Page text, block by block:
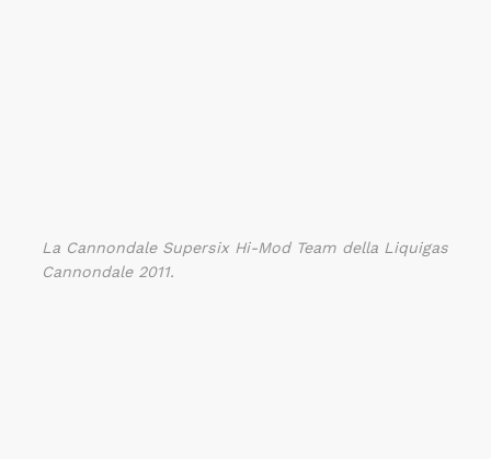
La Cannondale Supersix Hi-Mod Team della Liquigas
Cannondale 2011.